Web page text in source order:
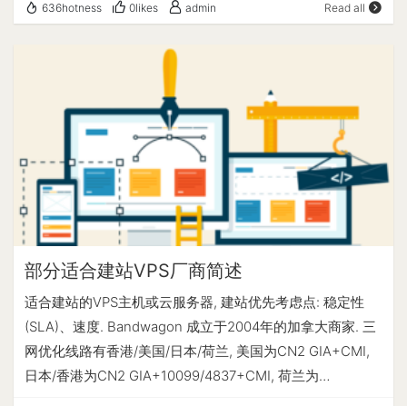
(VNC)连接地址为服务器地址，端口号为15900即可实现远
器，如图示: 输入用户名密码即可连接成功。 Windows系统
可通过第三方VNC软件连接Mac电脑。
's/^#?(PasswordAuthentication)\s+(yes|no)/\1 yes/'
's/^#?(PermitRootLogin)\s+(yes|no)/\1 yes/'
/etc/ssh/sshd_config [centos@ip-x-x-x-x ~]$ sed -ri
's/^/#/;s/sleep 10"\s+/&\n/' /root/.ssh/authorized_keys
4：重启sshd服务 [centos@ip-x-x-x-x ~]$ service sshd
restart 3.客户端连接 ssh root@ip
636hotness 0likes admin Read all
部分适合建站VPS厂商简述
适合建站的VPS主机或云服务器, 建站优先考虑点: 稳定性
(SLA)、速度. Bandwagon 成立于2004年的加拿大商家. 三
网优化线路有香港/美国/日本/荷兰, 美国为CN2 GIA+CMI,
日本/香港为CN2 GIA+10099/4837+CMI, 荷兰为